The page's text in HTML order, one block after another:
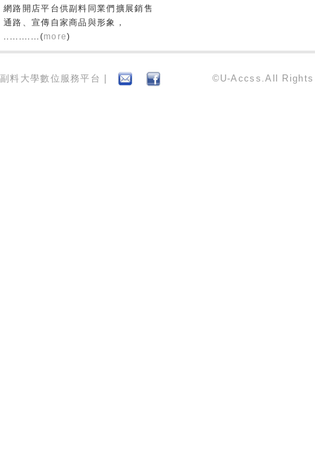
網路開店平台供副料同業們擴展銷售
通路、宣傳自家商品與形象，
............(more)
副料大學數位服務平台 | ©U-Accss.All Rights